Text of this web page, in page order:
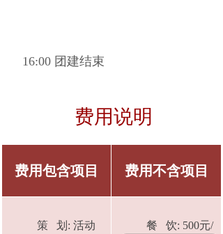
16:00 团建结束
费用说明
费用包含项目 费用不含项目
策 划: 活动
餐 饮: 500元/